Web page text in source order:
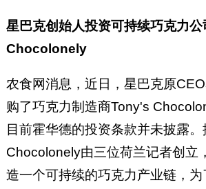
星巴克创始人投资可持续巧克力
Chocolonely
农食网消息，近日，星巴克原
购了巧克力制造商Tony's
目前霍华德的投资条款并未披露
Chocolonely由三位荷兰记者创立
造一个可持续的巧克力产业链，